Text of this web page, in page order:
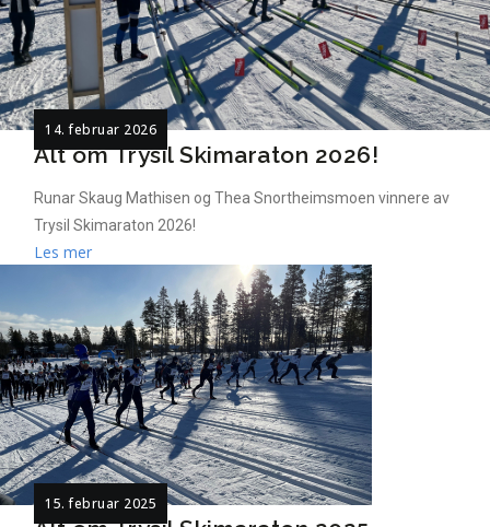
14. februar 2026
Alt om Trysil Skimaraton 2026!
Runar Skaug Mathisen og Thea Snortheimsmoen vinnere av
Trysil Skimaraton 2026!
Les mer
15. februar 2025